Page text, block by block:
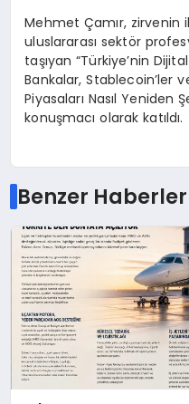
Mehmet Çamır, zirvenin
uluslararası sektör
taşıyan “Türkiye’nin
Bankalar, Stablecoin’ler
Piyasaları Nasıl Yeniden
konuşmacı olarak katıldı.
Benzer Haberler